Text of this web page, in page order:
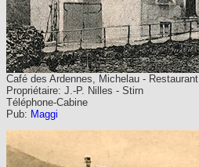
Café des Ardennes, Michelau -
Propriétaire: J.-P. Nilles - Stirn
Téléphone-Cabine
Pub: Maggi